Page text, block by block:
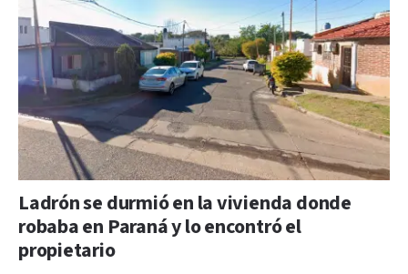
Ladrón se durmió en la vivienda donde
robaba en Paraná y lo encontró el
propietario